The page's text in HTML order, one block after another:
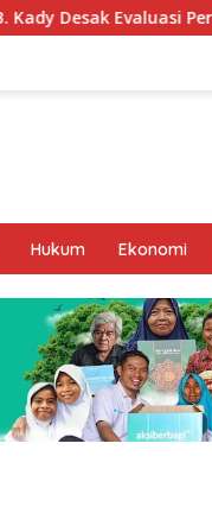
Nomor 28/
Hukum Ekonomi